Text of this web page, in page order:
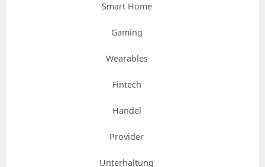
Smart Home
Gaming
Wearables
Fintech
Handel
Provider
Unterhaltung